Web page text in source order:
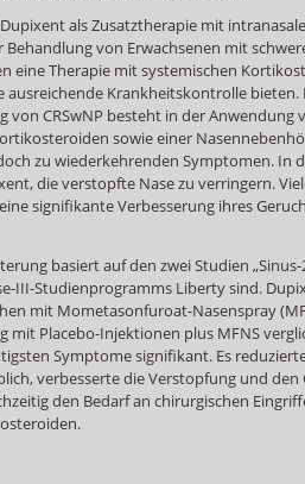
als Zusatztherapie mit
von Erwachsenen mit
eine Therapie mit systemischen
ausreichende Krankheitskontrolle bieten.
von CRSwNP besteht in der Anwendung
sowie einer
zu wiederkehrenden Symptomen. In
die verstopfte Nase zu verringern.
signifikante Verbesserung ihres
basiert auf den zwei Studien „Sinus-
III-Studienprogramms Liberty sind.
mit Mometasonfuroat-Nasenspray
mit Placebo-Injektionen plus MFNS
Symptome signifikant. Es
verbesserte die Verstopfung und den
den Bedarf an chirurgischen